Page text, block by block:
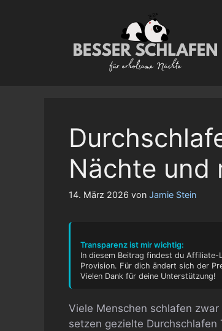
Nächte und
14. März 2026 von Jamie Stein
Transparenz ist mir wichtig:
In diesem Beitrag findest du Affiliate-
Provision. Für dich ändert sich der
Vielen Dank für deine Unterstützung!
Viele Menschen schlafen
setzen gezielte